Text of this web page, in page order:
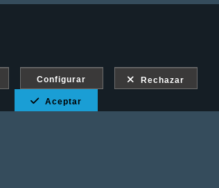
Configurar Rechazar
Aceptar